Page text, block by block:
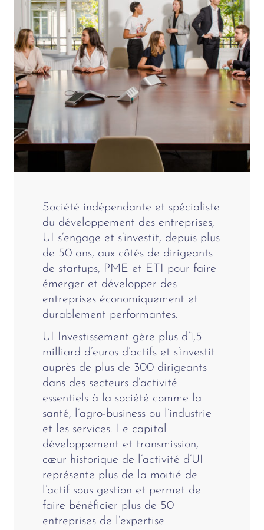
Société indépendante et spécialiste
du développement des entreprises,
UI s’engage et s’investit, depuis plus
de 50 ans, aux côtés de dirigeants
de startups, PME et ETI pour faire
émerger et développer des
entreprises économiquement et
durablement performantes.
UI Investissement gère plus d’1,5
milliard d’euros d’actifs et s’investit
auprès de plus de 300 dirigeants
dans des secteurs d’activité
essentiels à la société comme la
santé, l’agro-business ou l’industrie
et les services. Le capital
développement et transmission,
cœur historique de l’activité d’UI
représente plus de la moitié de
l’actif sous gestion et permet de
faire bénéficier plus de 50
entreprises de l’expertise